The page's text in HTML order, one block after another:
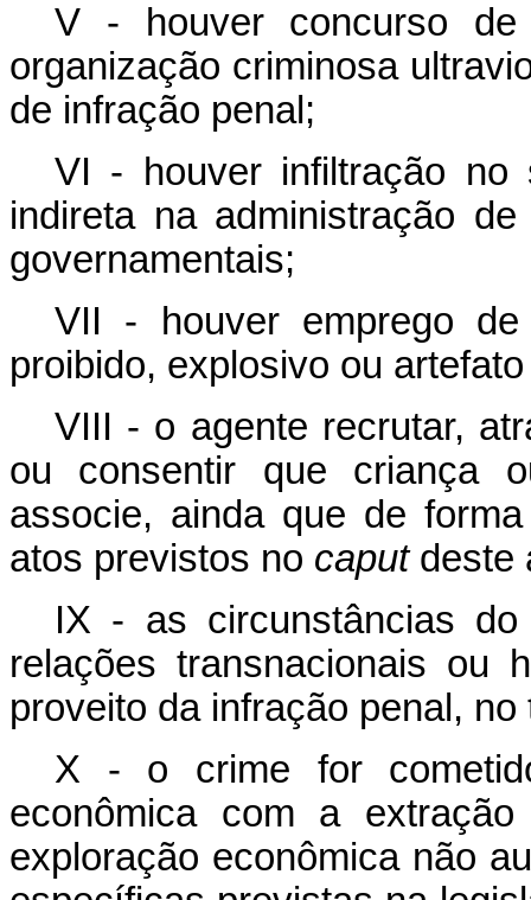
V - houver concurso de
organização criminosa
de infração penal;
VI - houver infiltração no
indireta na administração
governamentais;
VII - houver emprego
proibido, explosivo ou
VIII - o agente recrutar,
ou consentir que criança
associe, ainda que de
atos previstos no caputdeste
IX - as circunstâncias
relações transnacionais ou
proveito da infração penal,
X - o crime for
econômica com a
exploração econômica não